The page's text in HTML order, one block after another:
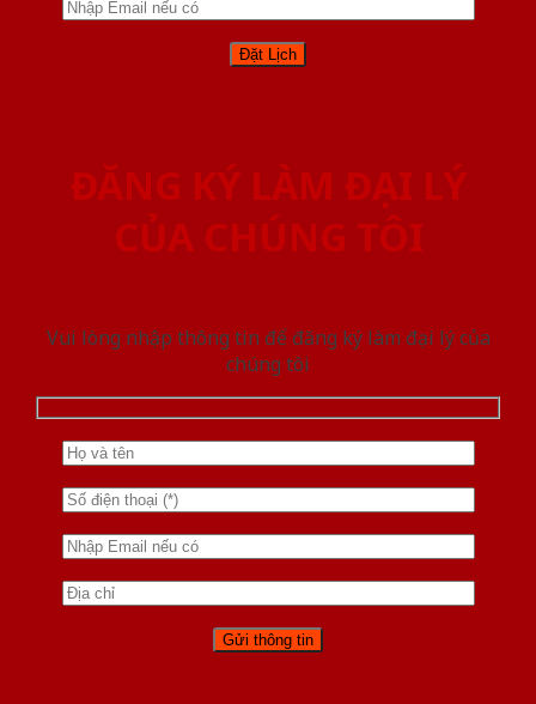
ĐĂNG KÝ LÀM ĐẠI LÝ
CỦA CHÚNG TÔI
Vui lòng nhập thông tin để đăng ký làm đại lý của
chúng tôi